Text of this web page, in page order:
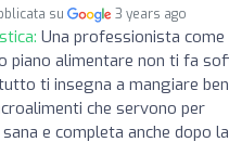
su 3 years ago
Una professionista come
piano alimentare non ti fa
ti insegna a mangiare
che servono per
e completa anche dopo